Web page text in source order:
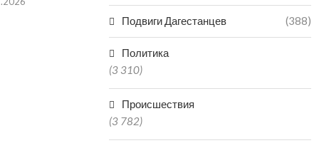
Подвиги Дагестанцев (388)
Политика
(3 310)
Происшествия
(3 782)